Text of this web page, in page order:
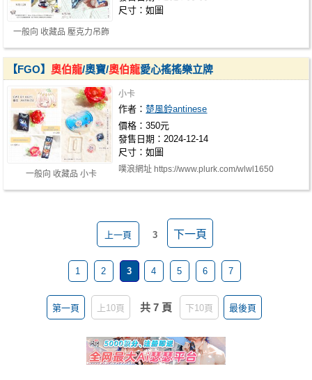
一般向 收藏品 壓克力吊飾
尺寸：如圖
一般向 收藏品 小卡
【FGO】奧伯龍/奧寶/奧伯龍愛心搖搖樂立牌
小卡
作者：楚風鈴antinese
價格：350元
發售日期：2024-12-14
尺寸：如圖
噗浪網址 https://www.plurk.com/wlwl1650
上一頁 3 下一頁
1 2 3 4 5 6 7
第一頁 上10頁 共 7 頁 下10頁 最後頁